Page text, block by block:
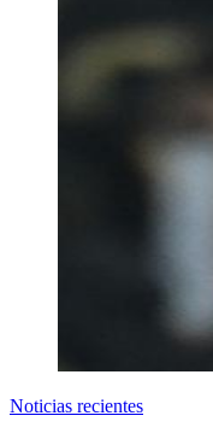
Noticias recientes